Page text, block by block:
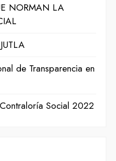
NORMAN LA
de Transparencia en
Social 2022